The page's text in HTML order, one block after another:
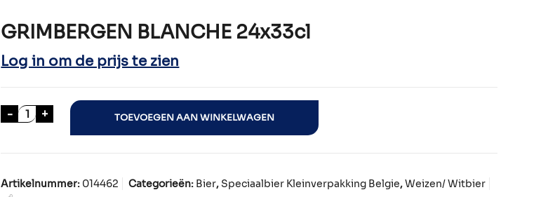
GRIMBERGEN BLANCHE 24x33cl
Log in om de prijs te zien
- GRIMBERGEN BLANCHE 24x33cl aantal
+ TOEVOEGEN AAN WINKELWAGEN
Artikelnummer: 014462 Categorieën: Bier, Speciaalbier Kleinverpakking Belgie,Weizen/ Witbier